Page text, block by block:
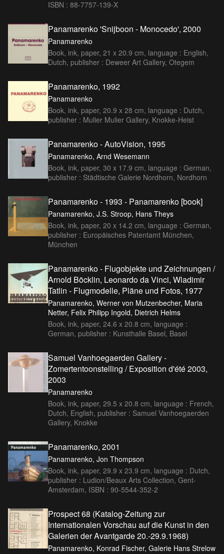
ISBN : 88-7757-139-X
Panamarenko 'Snijboon - Monocedo', 2000
Panamarenko
Book, ink, paper, 21 x 20.9 cm, language : English,
Dutch, publisher : Deweer Art Gallery, Otegem
Panamarenko, 1992
Panamarenko
Book, ink, paper, 20.9 x 28 cm, language : Dutch,
publisher : Mulier Mulier Gallery, Knokke-Heist
Panamarenko - AutoVision, 1995
Panamarenko, Arnd Wesemann
Book, ink, paper, 30 x 17.9 cm, language : German,
publisher : Städtische Galerie Nordhorn, Nordhorn
Panamarenko - 1993 - Panamarenko [book]
Panamarenko, J.S. Stroop, Hans Theys
Book, ink, paper, 20 x 14.2 cm, language : German,
publisher : Europäisches Patentamt München,
München
Panamarenko - Flugobjekte und Zeichnungen /
Arnold Böcklin, Leonardo da Vinci, Wladimir
Tatlin - Flugmodelle, Pläne und Fotos, 1977
Panamarenko, Werner von Mutzenbecher, Maria
Netter, Felix Philipp Ingold, Dietrich Helms
Book, ink, paper, 24.6 x 20.8 cm, language :
German, publisher : Kunsthalle Basel, Basel
Samuel Vanhoegaerden Gallery -
Zomertentoonstelling / Exposition d'été 2003,
2003
Panamarenko
Book, ink, paper, 29.5 x 20.8 cm, language : French,
Dutch, English, publisher : Samuel Vanhoegaerden
Gallery, Knokke
Panamarenko, 2001
Panamarenko, Jon Thompson
Book, ink, paper, 29.9 x 23.9 cm, language : Dutch,
publisher : Ludion/Beaux Arts Collection, Gent-
Amsterdam, ISBN : 90-5544-352-2
Prospect 68 (Katalog-Zeitung zur
Internationalen Vorschau auf die Kunst in den
Galerien der Avantgarde 20.-29.9.1968)
Panamarenko, Konrad Fischer, Galerie Hans Strelow